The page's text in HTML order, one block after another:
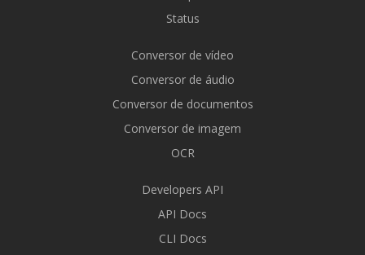
Status
Conversor de vídeo
Conversor de áudio
Conversor de documentos
Conversor de imagem
OCR
Developers API
API Docs
CLI Docs